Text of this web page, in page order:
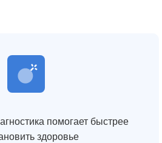
помогает быстрее
здоровье